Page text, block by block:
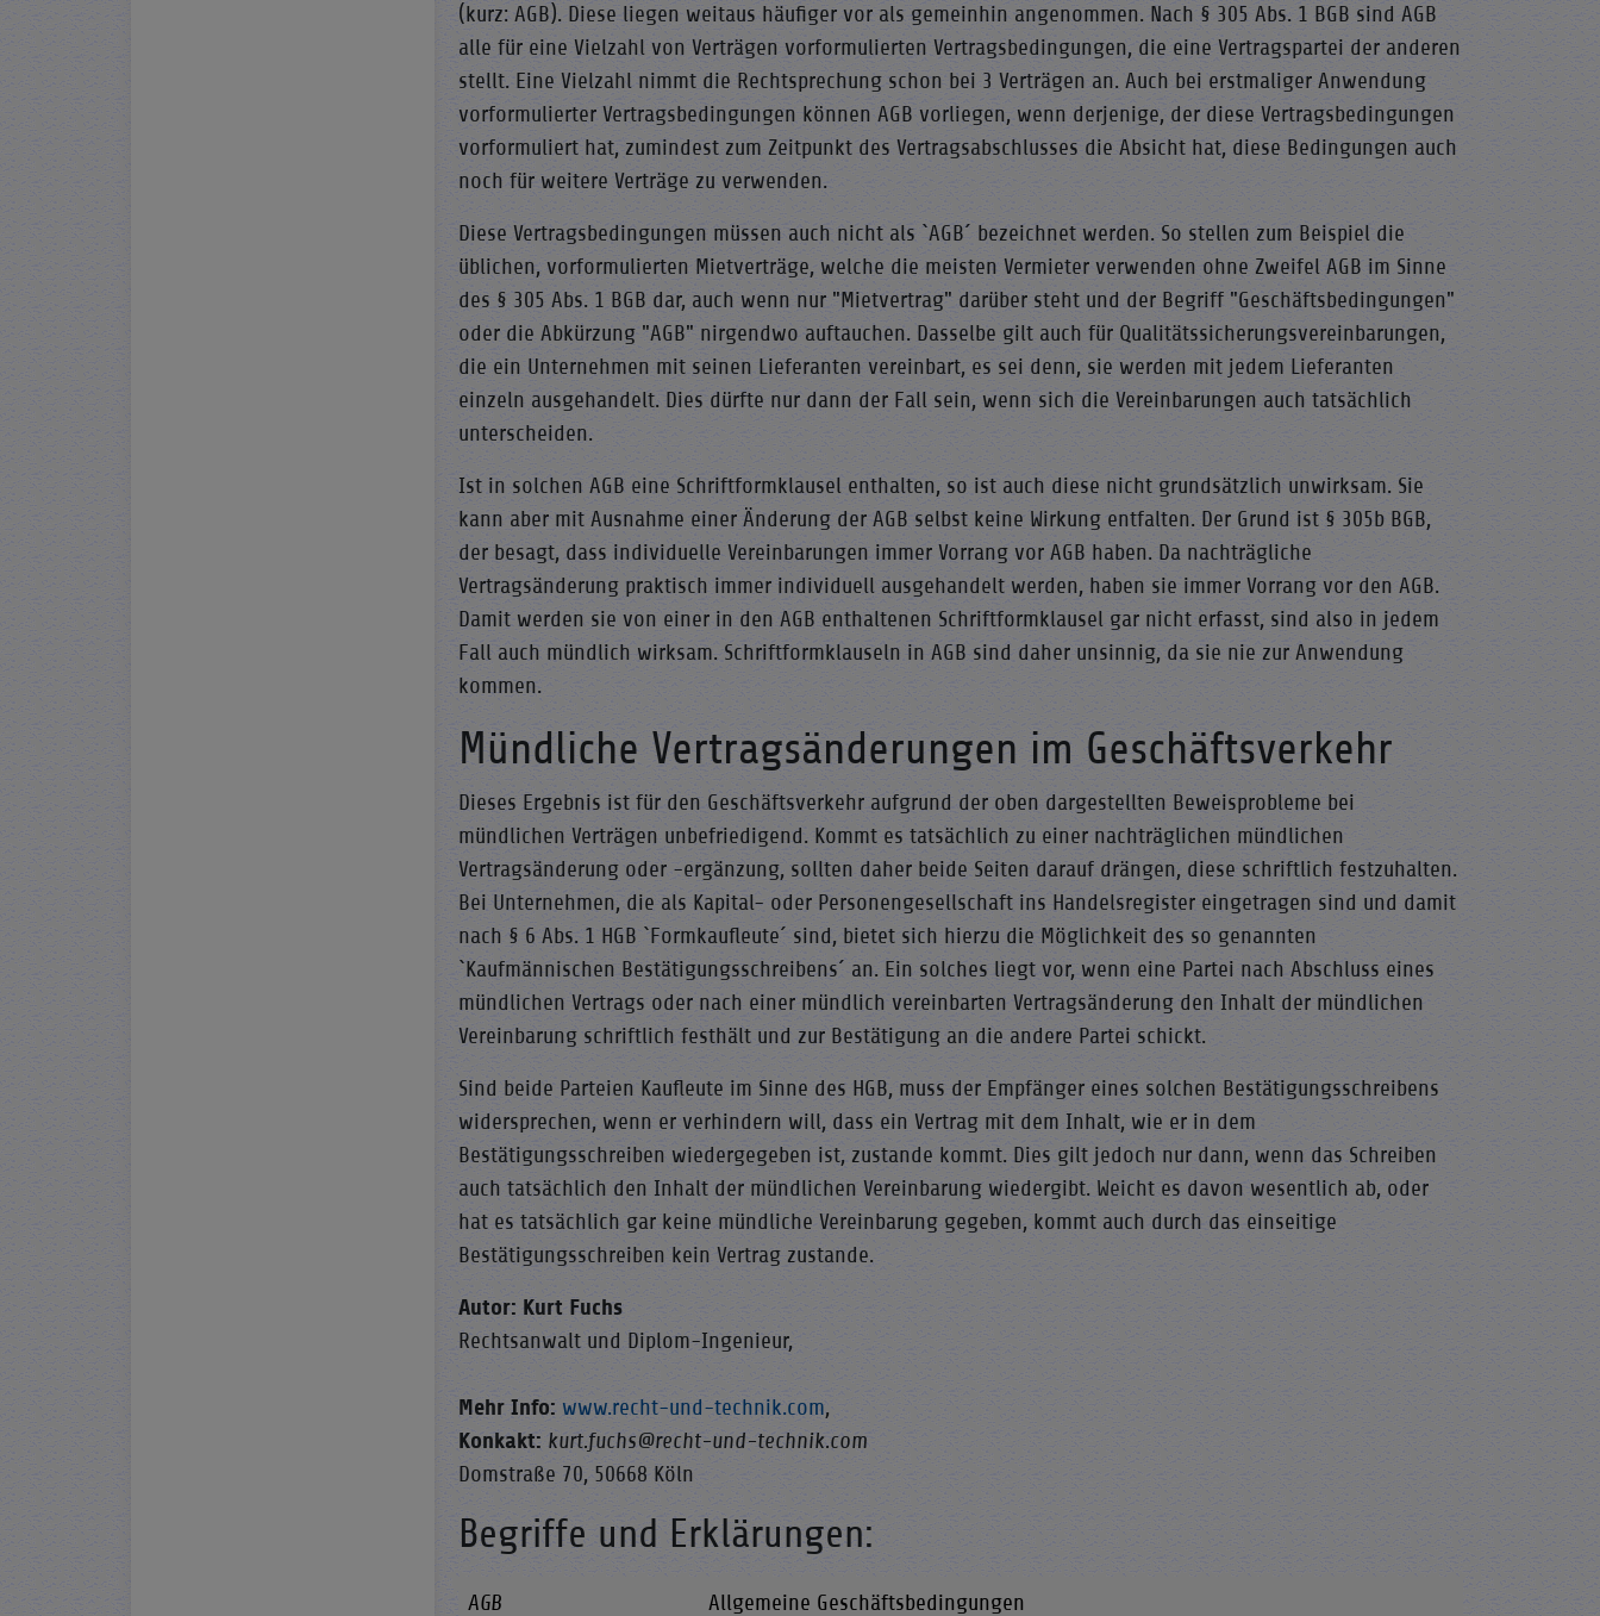
(kurz: AGB). Diese liegen weitaus häufiger vor als gemeinhin angenommen. Nach § 305 Abs. 1 BGB sind AGB
alle für eine Vielzahl von Verträgen vorformulierten Vertragsbedingungen, die eine Vertragspartei der anderen
stellt. Eine Vielzahl nimmt die Rechtsprechung schon bei 3 Verträgen an. Auch bei erstmaliger Anwendung
vorformulierter Vertragsbedingungen können AGB vorliegen, wenn derjenige, der diese Vertragsbedingungen
vorformuliert hat, zumindest zum Zeitpunkt des Vertragsabschlusses die Absicht hat, diese Bedingungen auch
noch für weitere Verträge zu verwenden.
Diese Vertragsbedingungen müssen auch nicht als `AGB´ bezeichnet werden. So stellen zum Beispiel die
üblichen, vorformulierten Mietverträge, welche die meisten Vermieter verwenden ohne Zweifel AGB im Sinne
des § 305 Abs. 1 BGB dar, auch wenn nur "Mietvertrag" darüber steht und der Begriff "Geschäftsbedingungen"
oder die Abkürzung "AGB" nirgendwo auftauchen. Dasselbe gilt auch für Qualitätssicherungsvereinbarungen,
die ein Unternehmen mit seinen Lieferanten vereinbart, es sei denn, sie werden mit jedem Lieferanten
einzeln ausgehandelt. Dies dürfte nur dann der Fall sein, wenn sich die Vereinbarungen auch tatsächlich
unterscheiden.
Ist in solchen AGB eine Schriftformklausel enthalten, so ist auch diese nicht grundsätzlich unwirksam. Sie
kann aber mit Ausnahme einer Änderung der AGB selbst keine Wirkung entfalten. Der Grund ist § 305b BGB,
der besagt, dass individuelle Vereinbarungen immer Vorrang vor AGB haben. Da nachträgliche
Vertragsänderung praktisch immer individuell ausgehandelt werden, haben sie immer Vorrang vor den AGB.
Damit werden sie von einer in den AGB enthaltenen Schriftformklausel gar nicht erfasst, sind also in jedem
Fall auch mündlich wirksam. Schriftformklauseln in AGB sind daher unsinnig, da sie nie zur Anwendung
kommen.
Mündliche Vertragsänderungen im Geschäftsverkehr
Dieses Ergebnis ist für den Geschäftsverkehr aufgrund der oben dargestellten Beweisprobleme bei
mündlichen Verträgen unbefriedigend. Kommt es tatsächlich zu einer nachträglichen mündlichen
Vertragsänderung oder -ergänzung, sollten daher beide Seiten darauf drängen, diese schriftlich festzuhalten.
Bei Unternehmen, die als Kapital- oder Personengesellschaft ins Handelsregister eingetragen sind und damit
nach § 6 Abs. 1 HGB `Formkaufleute´ sind, bietet sich hierzu die Möglichkeit des so genannten
`Kaufmännischen Bestätigungsschreibens´ an. Ein solches liegt vor, wenn eine Partei nach Abschluss eines
mündlichen Vertrags oder nach einer mündlich vereinbarten Vertragsänderung den Inhalt der mündlichen
Vereinbarung schriftlich festhält und zur Bestätigung an die andere Partei schickt.
Sind beide Parteien Kaufleute im Sinne des HGB, muss der Empfänger eines solchen Bestätigungsschreibens
widersprechen, wenn er verhindern will, dass ein Vertrag mit dem Inhalt, wie er in dem
Bestätigungsschreiben wiedergegeben ist, zustande kommt. Dies gilt jedoch nur dann, wenn das Schreiben
auch tatsächlich den Inhalt der mündlichen Vereinbarung wiedergibt. Weicht es davon wesentlich ab, oder
hat es tatsächlich gar keine mündliche Vereinbarung gegeben, kommt auch durch das einseitige
Bestätigungsschreiben kein Vertrag zustande.
Autor: Kurt Fuchs
Rechtsanwalt und Diplom-Ingenieur,
Mehr Info: www.recht-und-technik.com,
Konkakt: kurt.fuchs@recht-und-technik.com
Domstraße 70, 50668 Köln
Begriffe und Erklärungen:
AGB Allgemeine Geschäftsbedingungen